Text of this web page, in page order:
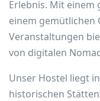
Erlebnis. Mit einem
einem gemütlichen
Veranstaltungen
von digitalen
Unser Hostel liegt
historischen